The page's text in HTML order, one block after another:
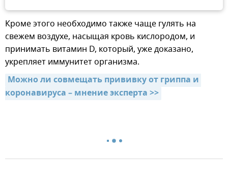
Кроме этого необходимо также чаще гулять на
свежем воздухе, насыщая кровь кислородом, и
принимать витамин D, который, уже доказано,
укрепляет иммунитет организма.
Можно ли совмещать прививку от гриппа и
коронавируса – мнение эксперта >>